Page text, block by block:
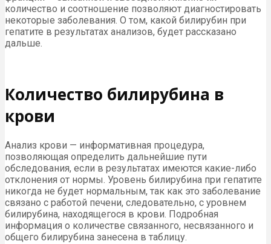
количество и соотношение позволяют диагностировать
некоторые заболевания. О том, какой билирубин при
гепатите в результатах анализов, будет рассказано
дальше.
Количество билирубина в
крови
Анализ крови — информативная процедура,
позволяющая определить дальнейшие пути
обследования, если в результатах имеются какие-либо
отклонения от нормы. Уровень билирубина при гепатите
никогда не будет нормальным, так как это заболевание
связано с работой печени, следовательно, с уровнем
билирубина, находящегося в крови. Подробная
информация о количестве связанного, несвязанного и
общего билирубина занесена в таблицу.